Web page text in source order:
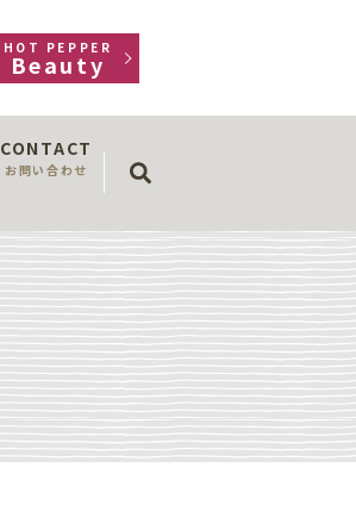
CONTACT
お問い合わせ
HOT PEPPER
Beauty